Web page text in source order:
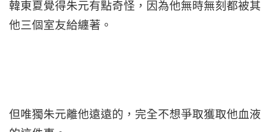
韓東夏覺得朱元有點奇怪，因為他無時無刻都被其
他三個室友給纏著。
但唯獨朱元離他遠遠的，完全不想爭取獲取他血液